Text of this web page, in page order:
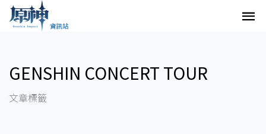
GENSHIN CONCERT TOUR
文章標籤